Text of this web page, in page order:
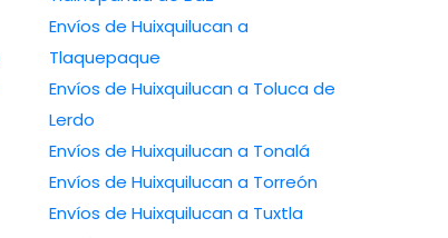
Envíos de Huixquilucan a
Tlaquepaque
Envíos de Huixquilucan a Toluca de
Lerdo
Envíos de Huixquilucan a Tonalá
Envíos de Huixquilucan a Torreón
Envíos de Huixquilucan a Tuxtla